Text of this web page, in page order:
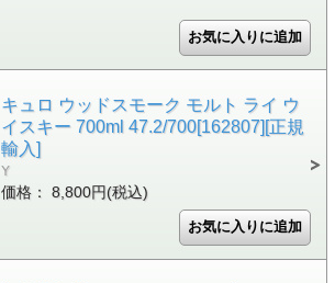
キュロ ウッドスモーク モルト ライ ウ
イスキー 700ml 47.2/700[162807][正規
輸入]
Y
価格： 8,800円(税込)